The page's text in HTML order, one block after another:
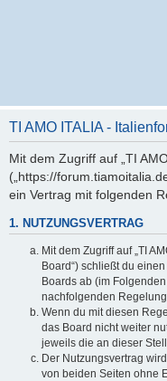
TI AMO ITALIA -
Mit dem Zugriff auf „TI
(„https://
ein Vertrag mit folgenden
1. NUTZUNGSVERTRAG
Mit dem Zugriff auf „TI
Board“) schließt du
Boards ab (im
nachfolgenden
Wenn du mit diesen
das Board nicht weiter
jeweils die an dieser
Der Nutzungsvertrag
von beiden Seiten ohne